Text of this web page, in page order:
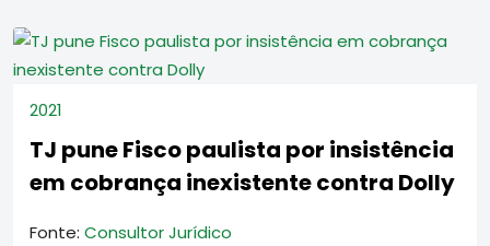
2021
TJ pune Fisco paulista por insistência
em cobrança inexistente contra Dolly
Fonte: Consultor Jurídico